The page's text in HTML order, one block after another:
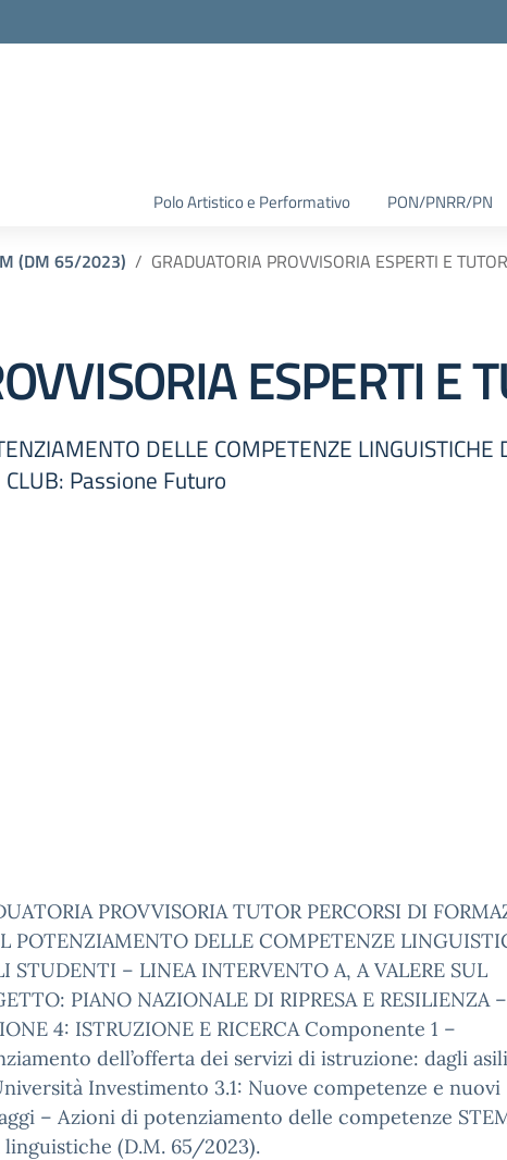
Polo Artistico e Performativo PON/PNRR/PN
(DM 65/2023) GRADUATORIA PROVVISORIA ESPERTI E TUTOR
ESPERTI E
DELLE COMPETENZE
CLUB: Passione Futuro
PROVVISORIA TUTOR PERCORSI DI
POTENZIAMENTO DELLE COMPETENZE
STUDENTI – LINEA INTERVENTO A, A VALERE SUL
PIANO NAZIONALE DI RIPRESA E RESILIENZA –
4: ISTRUZIONE E RICERCA Componente 1 –
dell’offerta dei servizi di istruzione: dagli
Investimento 3.1: Nuove competenze e nuovi
– Azioni di potenziamento delle competenze
(D.M. 65/2023).